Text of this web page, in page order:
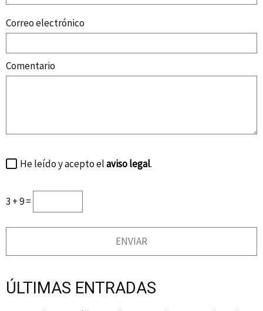
Correo electrónico
Comentario
He leído y acepto elaviso legal.
3 + 9 =
ÚLTIMAS ENTRADAS